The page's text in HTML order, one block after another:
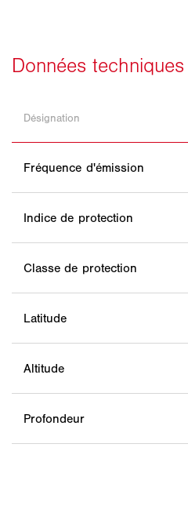
Désignation
Fréquence d'émission
Indice de protection
Classe de protection
Latitude
Altitude
Profondeur